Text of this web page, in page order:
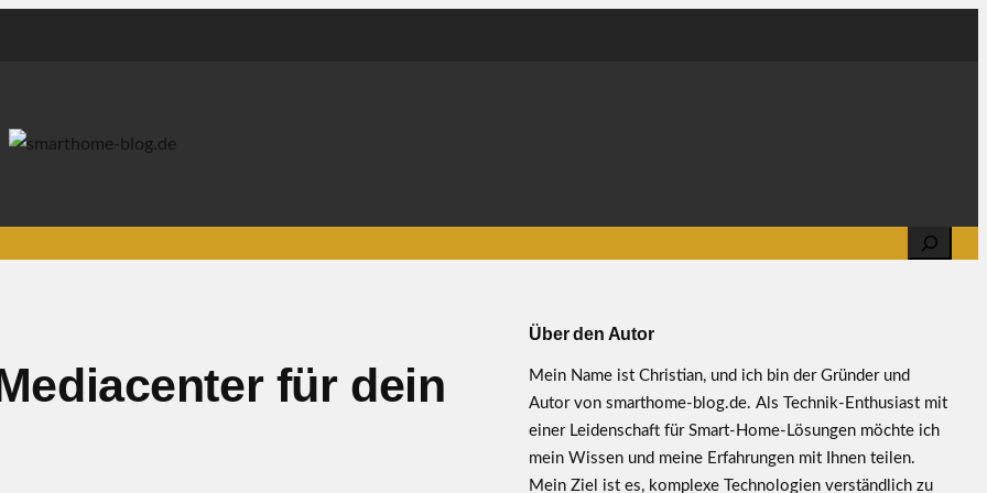
Search
für dein
Über den Autor
Mein Name ist Christian, und ich bin der Gründer und
Autor von smarthome-blog.de. Als Technik-Enthusiast mit
einer Leidenschaft für Smart-Home-Lösungen möchte ich
mein Wissen und meine Erfahrungen mit Ihnen teilen.
Mein Ziel ist es, komplexe Technologien verständlich zu